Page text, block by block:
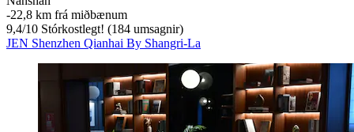
‐22,8 km frá miðbænum
9,4/10 Stórkostlegt! (184 umsagnir)
JEN Shenzhen Qianhai By Shangri-La